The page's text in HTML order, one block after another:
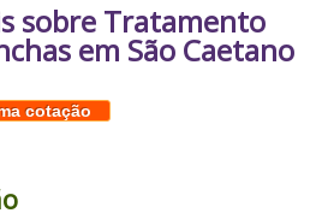
sobre Tratamento
em São Caetano
cotação